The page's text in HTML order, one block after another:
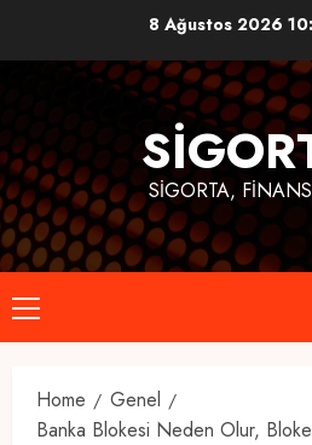
8 Ağustos 2026
SIGORTA,
Primary
Menu
Home
Genel
Banka Blokesi Neden Olur,